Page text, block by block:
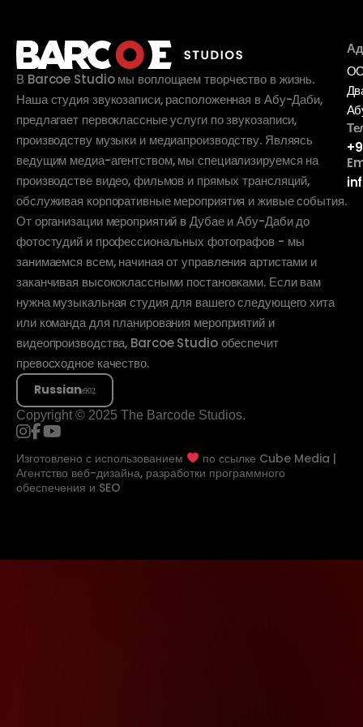
В Barcoe Studio мы воплощаем творчество в жизнь.
Наша студия звукозаписи, расположенная в Абу-Даби,
предлагает первоклассные услуги по звукозаписи,
производству музыки и медиапроизводству. Являясь
ведущим медиа-агентством, мы специализируемся на
производстве видео, фильмов и прямых трансляций,
обслуживая корпоративные мероприятия и живые события.
От организации мероприятий в Дубае и Абу-Даби до
фотостудий и профессиональных фотографов - мы
занимаемся всем, начиная от управления артистами и
заканчивая высококлассными постановками. Если вам
нужна музыкальная студия для вашего следующего хита
или команда для планирования мероприятий и
видеопроизводства, Barcoe Studio обеспечит
превосходное качество.
Russian
Copyright © 2025 The Barcode Studios.
Изготовлено с использованием по ссылке Cube Media |
Агентство веб-дизайна, разработки программного
обеспечения и SEO